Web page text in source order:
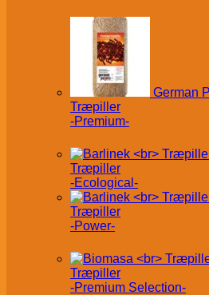
German
Træpiller
-Premium-
Træpiller
-Ecological-
Træpiller
-Power-
Træpiller
-Premium Selection-